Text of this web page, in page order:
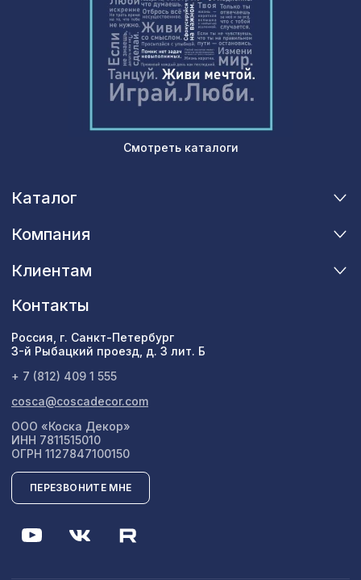
Смотреть каталоги
Каталог
Компания
Клиентам
Контакты
Россия, г. Санкт-Петербург
3-й Рыбацкий проезд, д. 3 лит. Б
+ 7 (812) 409 1 555
cosca@coscadecor.com
ООО «Коска Декор»
ИНН 7811515010
ОГРН 1127847100150
ПЕРЕЗВОНИТЕ МНЕ